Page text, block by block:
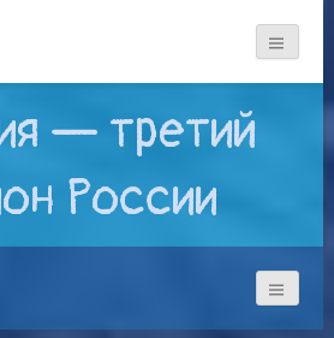
— третий
России